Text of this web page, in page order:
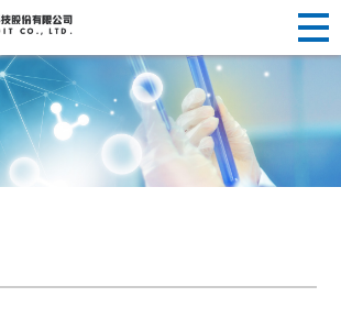
荣誉资质
造
光纤光棒
替代性研
前瞻性研
新闻动态
人才理念